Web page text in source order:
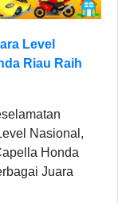
Level
Riau Raih
Nasional,
Honda
Juara